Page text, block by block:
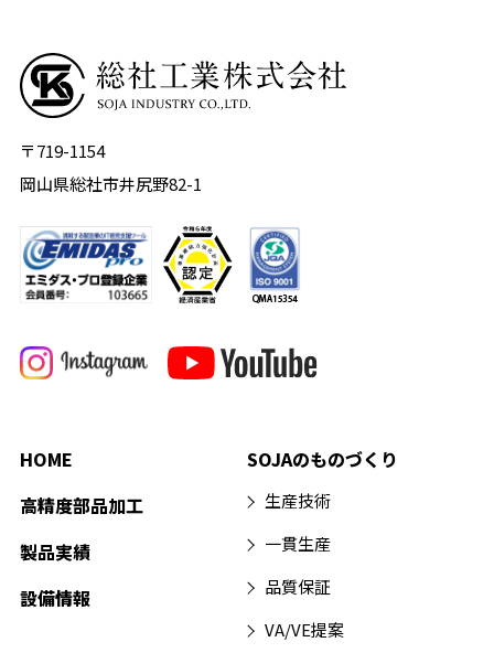
〒719-1154
岡山県総社市井尻野82-1
HOME
高精度部品加工
製品実績
設備情報
SOJAのものづくり
生産技術
一貫生産
品質保証
VA/VE提案